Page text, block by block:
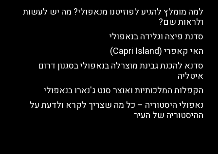
למה מומלץ להגיע לפוזיטנו מנאפולי? מה יש לעשות
ולראות שם?
סדנת פיצה וגלידה בנאפולי
האי קאפרי (Capri Island)
סדנא להכנת גבינת מוצרלה בנאפולי בסגנון דרום
איטליה
הקפלות המלכותיות ואוצר סנט ג'נארו בנאפולי
נאפולי היסטוריה – כל מה שצריך לקרא ולדעת על
ההיסטוריה של העיר